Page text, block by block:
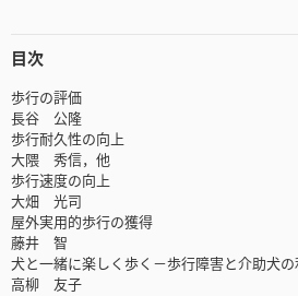
目次
歩行の評価
長谷 公隆
歩行耐久性の向上
大隈 秀信，他
歩行速度の向上
大畑 光司
屋外実用的歩行の獲得
藤井 智
犬と一緒に楽しく歩く－歩行障害と介助犬の
高柳 友子